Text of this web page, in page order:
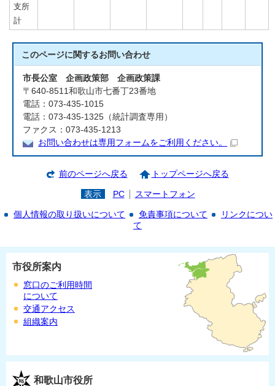
支所
計
このページに関するお問い合わせ
市長公室 企画政策部 企画政策課
〒640-8511和歌山市七番丁23番地
電話：073-435-1015
電話：073-435-1325（統計調査専用）
ファクス：073-435-1213
お問い合わせは専用フォームをご利用ください。
前のページへ戻る トップページへ戻る
表示 PC スマートフォン
個人情報の取り扱いについて 免責事項について
リンクについ
て
市役所案内
窓口のご利用時間
について
交通アクセス
組織案内
和歌山市役所